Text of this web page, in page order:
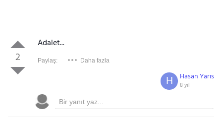
2
Adalet...
Paylaş: Daha fazla
Hasan Yarıs
8 yıl
H